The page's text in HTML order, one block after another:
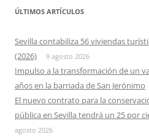
ÚLTIMOS ARTÍCULOS
Sevilla contabiliza 56 viviendas
(2026)
9 agosto 2026
Impulso a la transformación de un
años en la barriada de San Jerónimo
El nuevo contrato para la
pública en Sevilla tendrá un 25 por
agosto 2026